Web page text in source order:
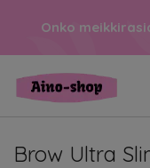
Onko
Brow Ultra